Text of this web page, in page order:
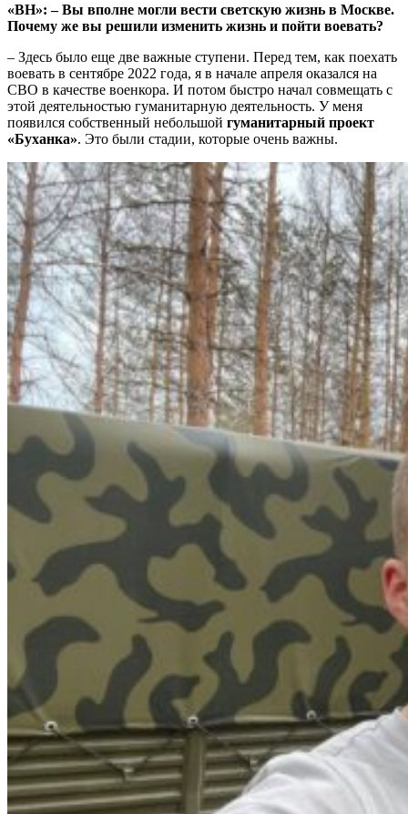
«ВН»: – Вы вполне могли вести светскую жизнь в Москве.
Почему же вы решили изменить жизнь и пойти воевать?
– Здесь было еще две важные ступени. Перед тем, как поехать
воевать в сентябре 2022 года, я в начале апреля оказался на
СВО в качестве военкора. И потом быстро начал совмещать с
этой деятельностью гуманитарную деятельность. У меня
появился собственный небольшой гуманитарный проект
«Буханка». Это были стадии, которые очень важны.